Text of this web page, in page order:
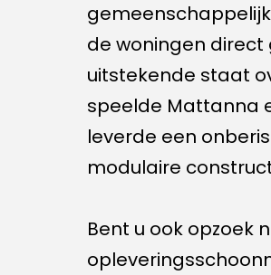
de woningen direct
uitstekende staat
speelde Mattanna
leverde een
modulaire
Bent u ook opzoek